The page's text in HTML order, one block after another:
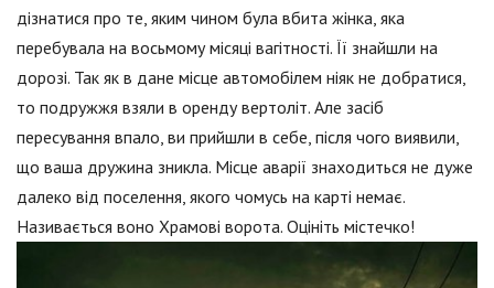
дізнатися про те, яким чином була вбита жінка, яка
перебувала на восьмому місяці вагітності. Її знайшли на
дорозі. Так як в дане місце автомобілем ніяк не добратися,
то подружжя взяли в оренду вертоліт. Але засіб
пересування впало, ви прийшли в себе, після чого виявили,
що ваша дружина зникла. Місце аварії знаходиться не дуже
далеко від поселення, якого чомусь на карті немає.
Називається воно Храмові ворота. Оцініть містечко!